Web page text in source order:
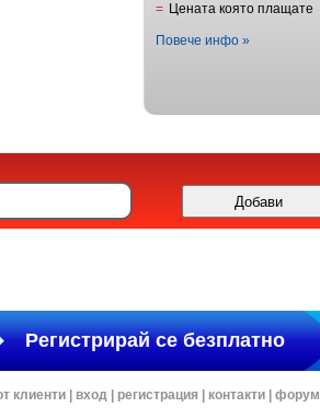
= Цената която плащате
Повече инфо »
Регистрирай се безплатно
клиенти вход регистрация контакти форум